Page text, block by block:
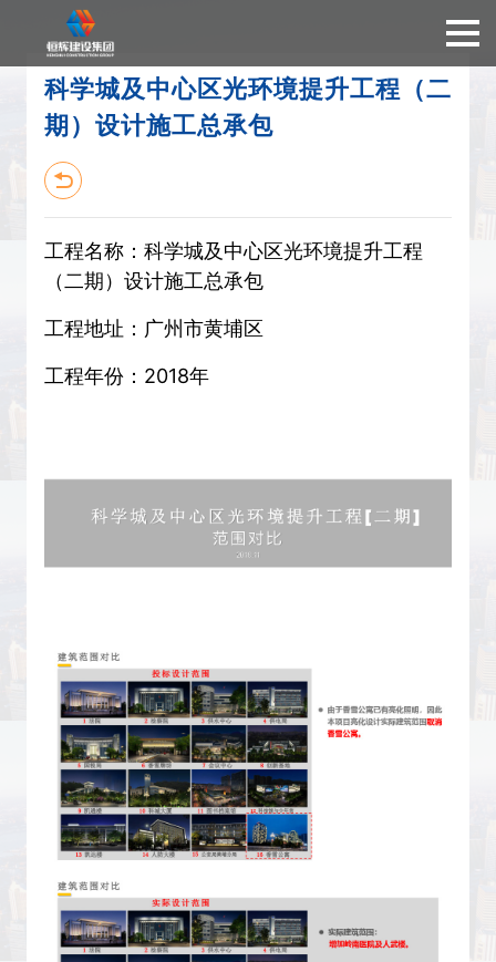
科学城及中心区光环境提升工程（二
期）设计施工总承包
工程名称：科学城及中心区光环境提升工程
（二期）设计施工总承包
工程地址：广州市黄埔区
工程年份：2018年